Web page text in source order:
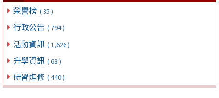
榮譽榜 ( 35 )
行政公告 ( 794 )
活動資訊 ( 1,626 )
升學資訊 ( 63 )
研習進修 ( 440 )